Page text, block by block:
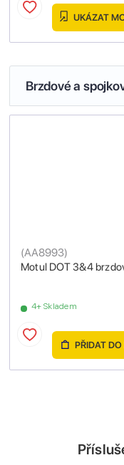
UKÁZAT
Brzdové a
Motul DOT 3&4
(AA8993)
4+ Skladem
PŘIDAT